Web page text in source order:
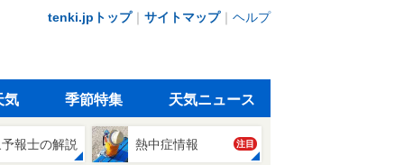
tenki.jpトップ｜ サイトマップ｜ ヘルプ
気 季節特集 天気ニュース
報士の解説 熱中症情報 注目